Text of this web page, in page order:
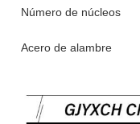
Número de núcleos
Acero de alambre